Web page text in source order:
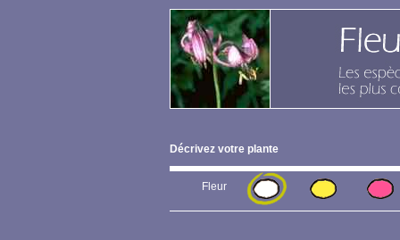
Décrivez votre plante
Fleur